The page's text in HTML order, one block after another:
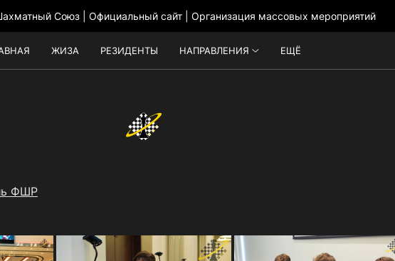
ЖИЗА РЕЗИДЕНТЫ НАПРАВЛЕНИЯ ЕЩЁ
ФШР
Союз | Официальный сайт | Организация массовых мероприятий